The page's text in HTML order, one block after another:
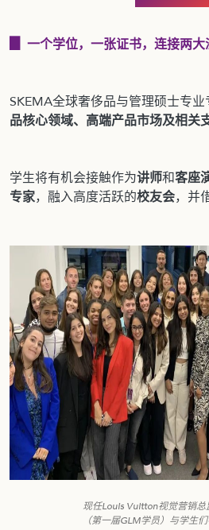
一个学位，一张证书，连接两大
SKEMA全球奢侈品与管理硕士专
品核心领域、高端产品市场及相关
学生将有机会接触作为讲师和客座
专家，融入高度活跃的校友会，并
现任Louis Vuitton视觉营销总
（第一届GLM学员）与学生